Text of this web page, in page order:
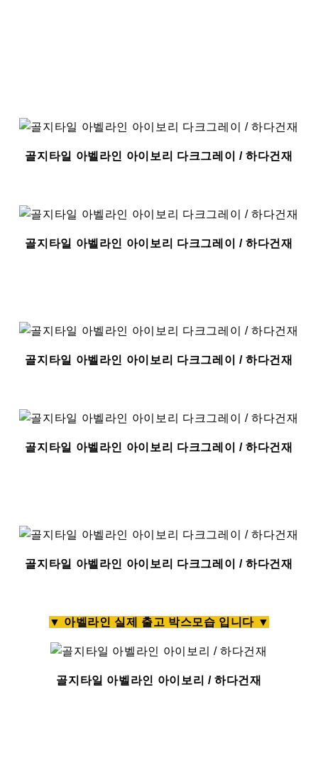
골지타일 아벨라인 아이보리 다크그레이 / 하다건재
골지타일 아벨라인 아이보리 다크그레이 / 하다건재
골지타일 아벨라인 아이보리 다크그레이 / 하다건재
골지타일 아벨라인 아이보리 다크그레이 / 하다건재
골지타일 아벨라인 아이보리 다크그레이 / 하다건재
▼ 아벨라인 실제 출고 박스모습 입니다 ▼
골지타일 아벨라인 아이보리 / 하다건재